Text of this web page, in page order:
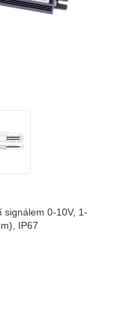
signálem 0-10V, 1-
IP67